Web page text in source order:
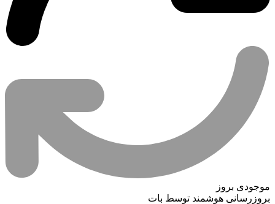
موجودی بروز
بروزرسانی هوشمند توسط بات